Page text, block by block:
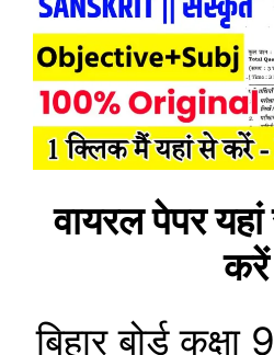
वायरल पेपर
करें
बिहार बोर्ड कक्षा